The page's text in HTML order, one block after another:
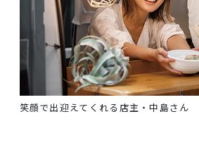
笑顔で出迎えてくれる店主・中島さん